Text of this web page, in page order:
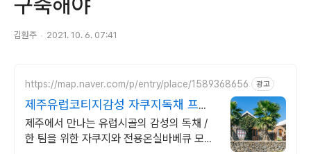
김훤주 2021. 10. 6. 07:41
https://map.naver.com/p/entry/place/1589368656 광고
제주유럽코티지감성 자쿠지독채 프라
이빗 제주여행, 유럽감성
제주에서 만나는 유럽시골의 감성의 독채 /
한 팀을 위한 자쿠지와 전용온실바베큐 모두